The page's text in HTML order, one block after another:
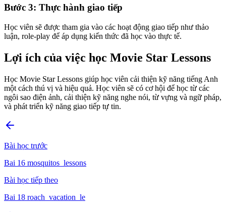
Bước 3: Thực hành giao tiếp
Học viên sẽ được tham gia vào các hoạt động giao tiếp như thảo
luận, role-play để áp dụng kiến thức đã học vào thực tế.
Lợi ích của việc học Movie Star Lessons
Học Movie Star Lessons giúp học viên cải thiện kỹ năng tiếng Anh
một cách thú vị và hiệu quả. Học viên sẽ có cơ hội để học từ các
ngôi sao điện ảnh, cải thiện kỹ năng nghe nói, từ vựng và ngữ pháp,
và phát triển kỹ năng giao tiếp tự tin.
Bài học trước
Bai 16 mosquitos_lessons
Bài học tiếp theo
Bai 18 roach_vacation_le